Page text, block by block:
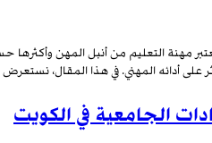
مهنة التعليم من أنبل المهن
على أدائه المهني. في هذا المقال،
الجامعية في الكويت